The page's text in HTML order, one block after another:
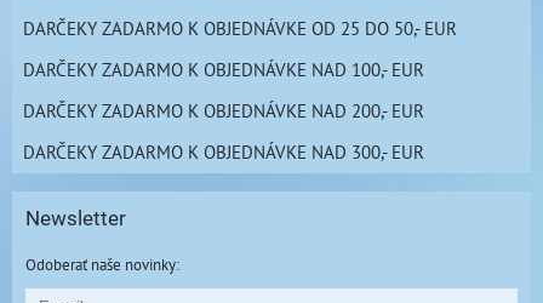
DARČEKY ZADARMO K OBJEDNÁVKE OD 25 DO 50,- EUR
DARČEKY ZADARMO K OBJEDNÁVKE NAD 100,- EUR
DARČEKY ZADARMO K OBJEDNÁVKE NAD 200,- EUR
DARČEKY ZADARMO K OBJEDNÁVKE NAD 300,- EUR
Newsletter
Odoberať naše novinky: